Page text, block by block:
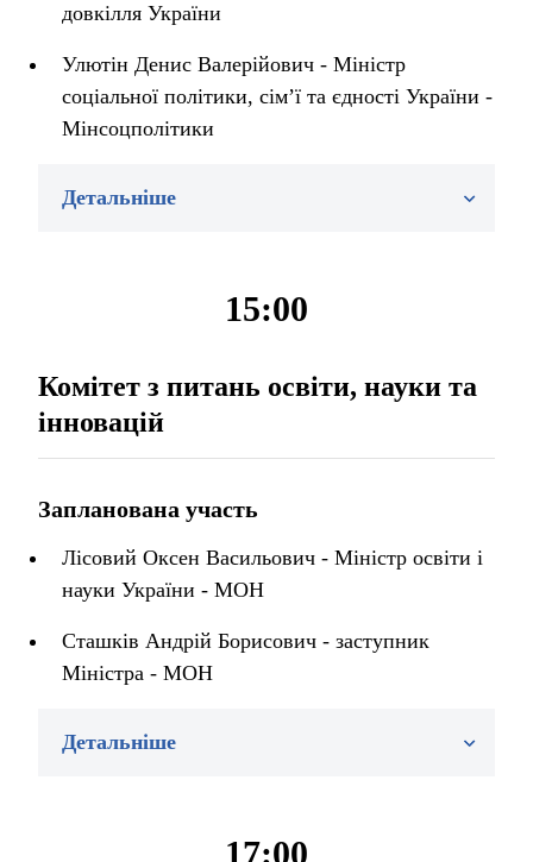
довкілля України
Улютін Денис Валерійович - Міністр
соціальної політики, сім’ї та єдності України -
Мінсоцполітики
Детальніше
15:00
Комітет з питань освіти, науки та
інновацій
Запланована участь
Лісовий Оксен Васильович - Міністр освіти і
науки України - МОН
Сташків Андрій Борисович - заступник
Міністра - МОН
Детальніше
17:00